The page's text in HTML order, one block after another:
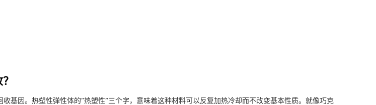
基因。热塑性弹性体的”热塑性”三个字，意味着这种材料可以反复加热冷却而不改变基本性质。就像巧克